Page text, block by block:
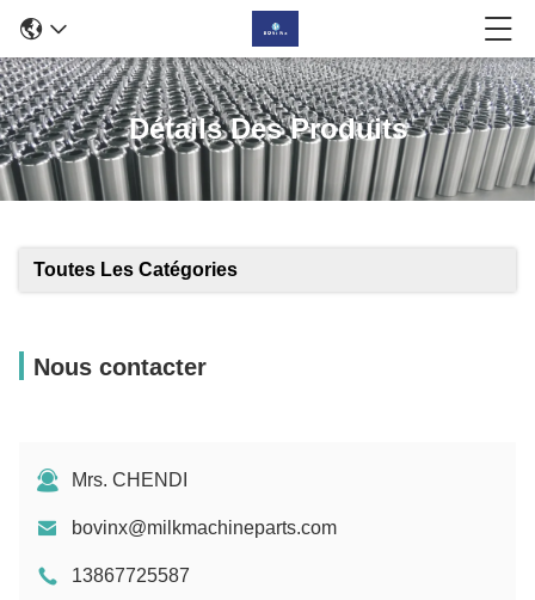
Détails Des Produits
Toutes Les Catégories
Nous contacter
Mrs. CHENDI
bovinx@milkmachineparts.com
13867725587